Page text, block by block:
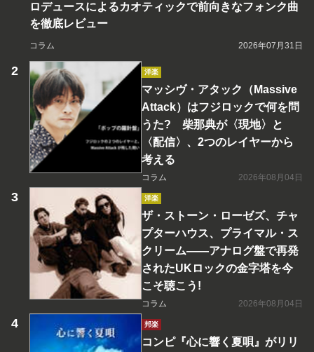
ロデュースによるカオティックで前向きなフォンク曲
を徹底レビュー
コラム 2026年07月31日
洋楽
マッシヴ・アタック（Massive
Attack）はフジロックで何を問
うた? 柴那典が〈現地〉と
〈配信〉、2つのレイヤーから
考える
コラム 2026年08月04日
洋楽
ザ・ストーン・ローゼズ、チャ
プターハウス、プライマル・ス
クリーム――アナログ盤で再発
されたUKロックの金字塔を今
こそ聴こう!
コラム 2026年08月04日
邦楽
コンピ『心に響く夏唄』がリリ